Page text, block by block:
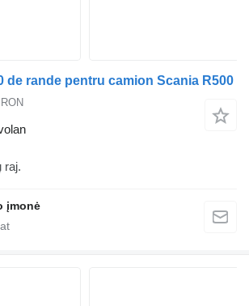
de rande pentru camion Scania R500
raj.
įmonė